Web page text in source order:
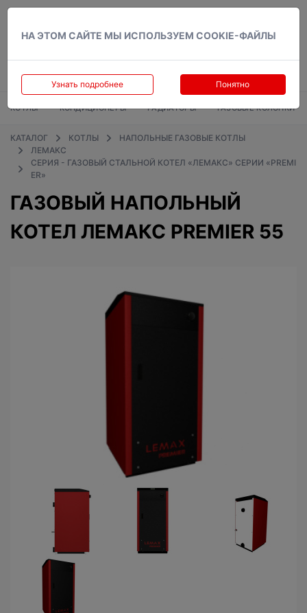
НА ЭТОМ САЙТЕ МЫ ИСПОЛЬЗУЕМ COOKIE-ФАЙЛЫ
Узнать подробнее Понятно
КОТЛЫ КОНДИЦИОНЕРЫ РАДИАТОРЫ ГАЗОВЫЕ КОЛОНКИ
КАТАЛОГ КОТЛЫ
НАПОЛЬНЫЕ ГАЗОВЫЕ КОТЛЫ
ЛЕМАКС
СЕРИЯ - ГАЗОВЫЙ СТАЛЬНОЙ КОТЕЛ «ЛЕМАКС» СЕРИИ «PREMI
ER»
ГАЗОВЫЙ НАПОЛЬНЫЙ
КОТЕЛ ЛЕМАКС PREMIER 55